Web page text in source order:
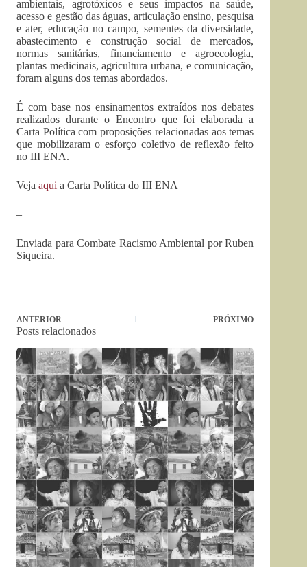
ambientais, agrotóxicos e seus impactos na saúde,
acesso e gestão das águas, articulação ensino, pesquisa
e ater, educação no campo, sementes da diversidade,
abastecimento e construção social de mercados,
normas sanitárias, financiamento e agroecologia,
plantas medicinais, agricultura urbana, e comunicação,
foram alguns dos temas abordados.
É com base nos ensinamentos extraídos nos debates
realizados durante o Encontro que foi elaborada a
Carta Política com proposições relacionadas aos temas
que mobilizaram o esforço coletivo de reflexão feito
no III ENA.
Veja aqui a Carta Política do III ENA
–
Enviada para Combate Racismo Ambiental por Ruben
Siqueira.
ANTERIOR PRÓXIMO
Posts relacionados